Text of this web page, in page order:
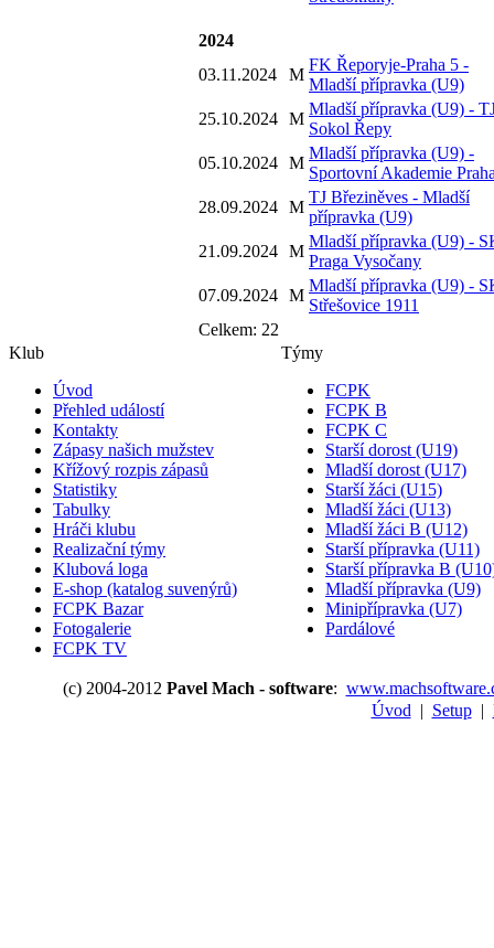
2024
03.11.2024
M
FK Řeporyje-Praha 5 -
Mladší přípravka (U9)
25.10.2024 M
Mladší přípravka (U9) -
Sokol Řepy
05.10.2024 M
Mladší přípravka (U9) -
Sportovní Akademie
28.09.2024 M
TJ Březiněves - Mladší
přípravka (U9)
21.09.2024 M
Mladší přípravka (U9) -
Praga Vysočany
07.09.2024 M
Mladší přípravka (U9) -
Střešovice 1911
Celkem: 22
Klub
Úvod
Přehled událostí
Kontakty
Zápasy našich mužstev
Křížový rozpis zápasů
Statistiky
Tabulky
Hráči klubu
Realizační týmy
Klubová loga
E-shop (katalog suvenýrů)
FCPK Bazar
Fotogalerie
FCPK TV
Týmy
FCPK
FCPK B
FCPK C
Starší dorost (U19)
Mladší dorost (U17)
Starší žáci (U15)
Mladší žáci (U13)
Mladší žáci B (U12)
Starší přípravka (U11)
Starší přípravka B
Mladší přípravka (U9)
Minipřípravka (U7)
Pardálové
(c) 2004-2012 Pavel Mach - software:
Úvod | Setup|